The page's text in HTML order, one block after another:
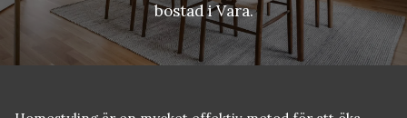
bostad i Vara.